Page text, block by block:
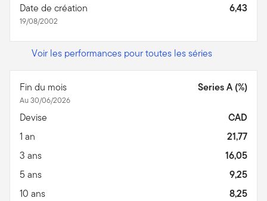
Date de création
19/08/2002
6,43
Voir les performances pour toutes les séries
Fin du mois
Au 30/06/2026
Series A (%)
Devise
CAD
1 an
21,77
3 ans
16,05
5 ans
9,25
10 ans
8,25